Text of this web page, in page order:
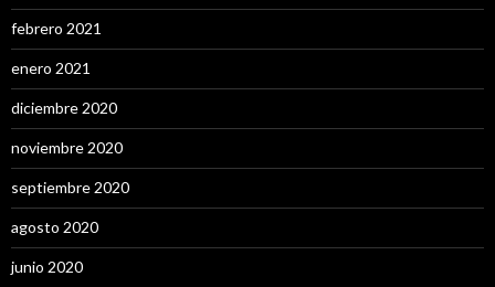
febrero 2021
enero 2021
diciembre 2020
noviembre 2020
septiembre 2020
agosto 2020
junio 2020